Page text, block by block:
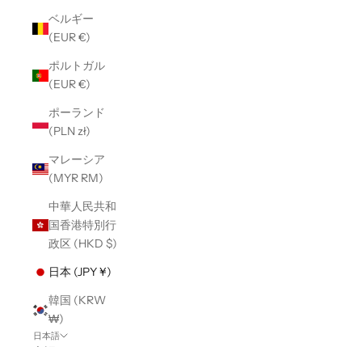
ベルギー
(EUR €)
ポルトガル
(EUR €)
ポーランド
(PLN zł)
マレーシア
(MYR RM)
中華人民共和
国香港特別行
政区 (HKD $)
日本 (JPY ¥)
韓国 (KRW
₩)
日本語